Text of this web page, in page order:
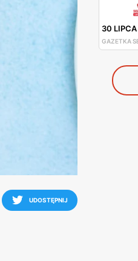
UDOSTĘPNIJ
30 LIPCA